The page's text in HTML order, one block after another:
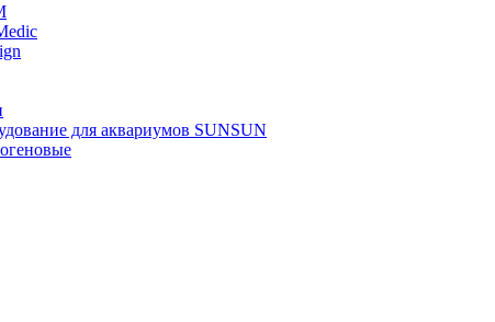
для аквариумов SUNSUN